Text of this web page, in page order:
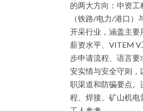
的两大方向：中资工
（铁路/电力/港口）
开采行业，涵盖主要
薪资水平、VITEM V
步申请流程、语言要
安实情与安全守则，
职渠道和防骗要点。
程、焊接、矿山机电